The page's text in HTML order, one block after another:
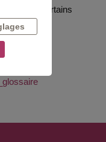
par certains